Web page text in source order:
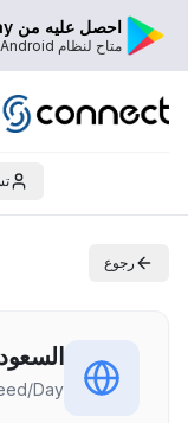
احصل عليه من Google Play
متاح لنظام Android
رجوع
Day